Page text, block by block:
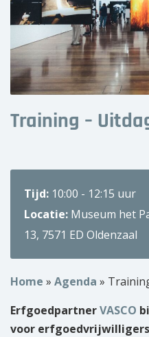
Kennis
Wie
Onze
naar:
Training –
Tijd: 10:00 - 12:15 uur
Locatie: Museum het
13, 7571 ED Oldenzaal
Home » Agenda »
ErfgoedpartnerVASCO
voor